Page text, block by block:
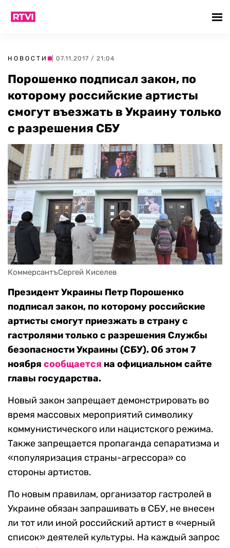
НОВОСТИ | 07.11.2017 / 21:04
Порошенко подписал закон, по
которому российские артисты
смогут въезжать в Украину только
с разрешения СБУ
КоммерсантъСергей Киселев
Президент Украины Петр Порошенко
подписал закон, по которому российские
артисты смогут приезжать в страну с
гастролями только с разрешения Службы
безопасности Украины (СБУ). Об этом 7
ноября сообщается на официальном сайте
главы государства.
Новый закон запрещает демонстрировать во
время массовых мероприятий символику
коммунистического или нацистского режима.
Также запрещается пропаганда сепаратизма и
«популяризация страны-агрессора» со
стороны артистов.
По новым правилам, организатор гастролей в
Украине обязан запрашивать в СБУ, не внесен
ли тот или иной российский артист в «черный
список» деятелей культуры. На каждый запрос